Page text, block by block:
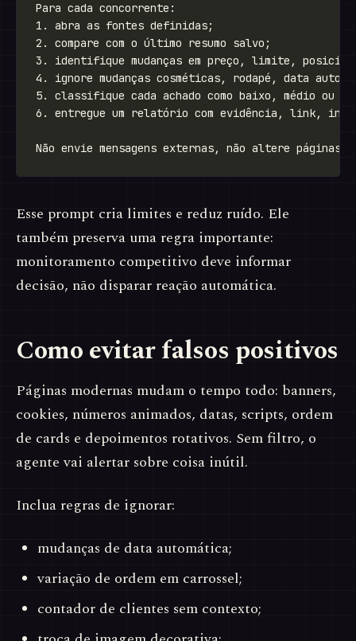
Esse prompt cria limites e reduz ruído. Ele
também preserva uma regra importante:
monitoramento competitivo deve informar
decisão, não disparar reação automática.
Como evitar falsos positivos
Páginas modernas mudam o tempo todo: banners,
cookies, números animados, datas, scripts, ordem
de cards e depoimentos rotativos. Sem filtro, o
agente vai alertar sobre coisa inútil.
Inclua regras de ignorar:
mudanças de data automática;
variação de ordem em carrossel;
contador de clientes sem contexto;